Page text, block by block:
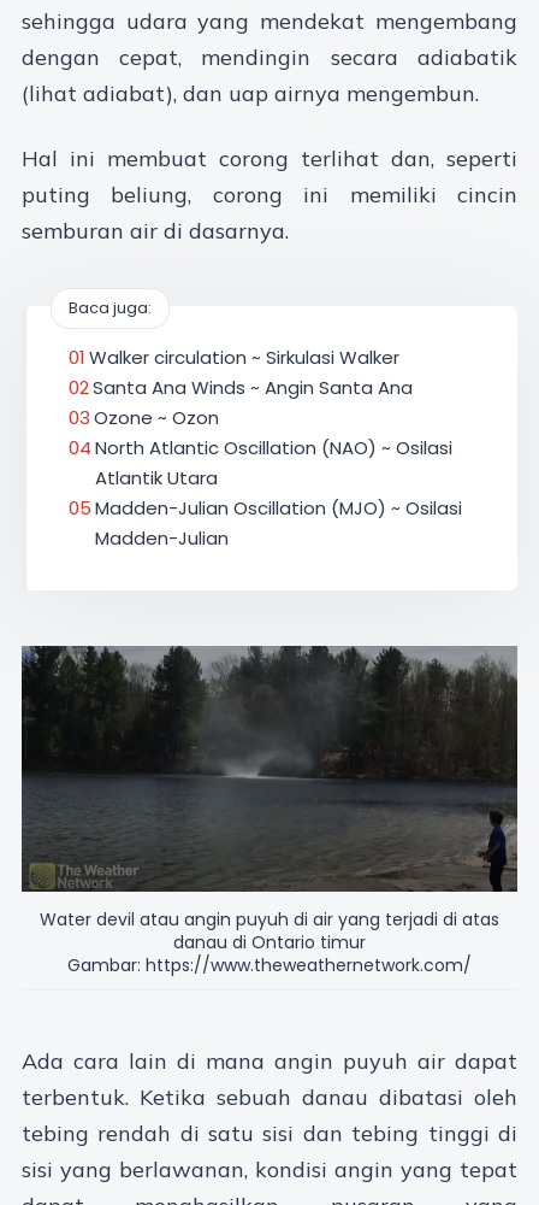
sehingga udara yang mendekat mengembang
dengan cepat, mendingin secara adiabatik
(lihat adiabat), dan uap airnya mengembun.
Hal ini membuat corong terlihat dan, seperti
puting beliung, corong ini memiliki cincin
semburan air di dasarnya.
Baca juga:
Walker circulation ~ Sirkulasi Walker
Santa Ana Winds ~ Angin Santa Ana
Ozone ~ Ozon
North Atlantic Oscillation (NAO) ~ Osilasi
Atlantik Utara
Madden-Julian Oscillation (MJO) ~ Osilasi
Madden-Julian
Water devil atau angin puyuh di air yang terjadi di atas
danau di Ontario timur
Gambar: https://www.theweathernetwork.com/
Ada cara lain di mana angin puyuh air dapat
terbentuk. Ketika sebuah danau dibatasi oleh
tebing rendah di satu sisi dan tebing tinggi di
sisi yang berlawanan, kondisi angin yang tepat